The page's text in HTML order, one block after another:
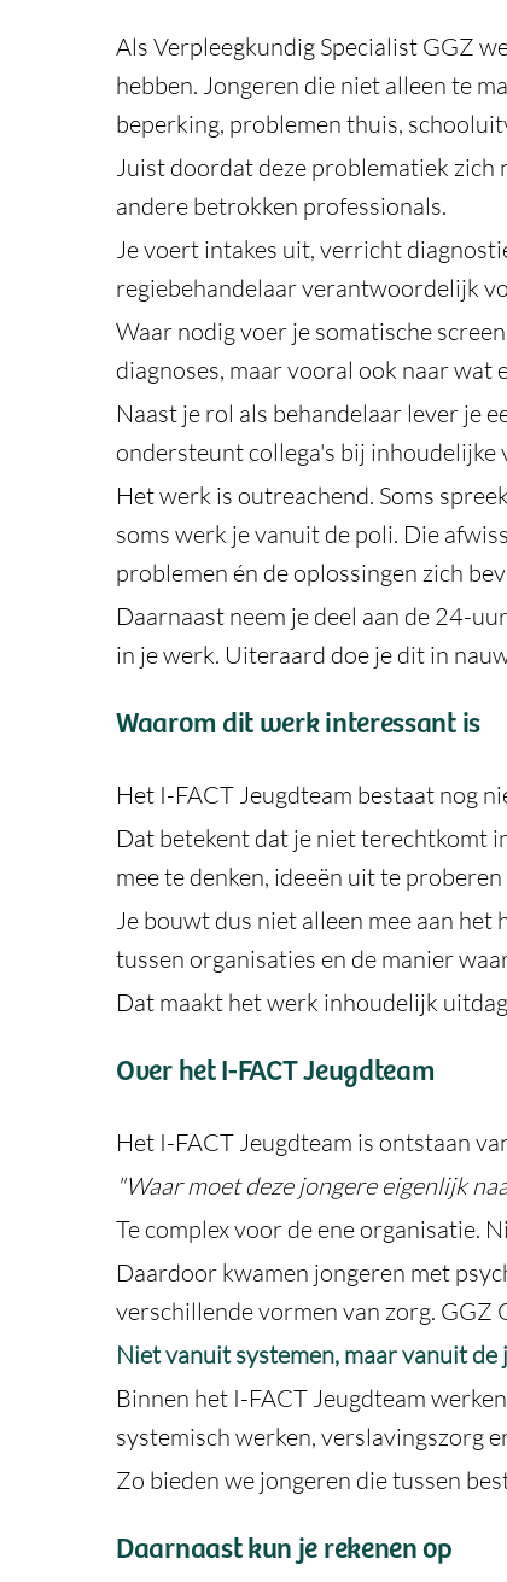
Als Verpleegkundig Specialist GGZ
hebben. Jongeren die niet alleen te
beperking, problemen thuis,
Juist doordat deze problematiek zich
andere betrokken professionals.
Je voert intakes uit, verricht
regiebehandelaar verantwoordelijk
Waar nodig voer je somatische
diagnoses, maar vooral ook naar wat
Naast je rol als behandelaar lever je
ondersteunt collega's bij inhoudelijke
Het werk is outreachend. Soms
soms werk je vanuit de poli. Die
problemen én de oplossingen zich
Daarnaast neem je deel aan de 24-
in je werk. Uiteraard doe je dit in
Waarom dit werk interessant is
Het I-FACT Jeugdteam bestaat nog
Dat betekent dat je niet terechtkomt
mee te denken, ideeën uit te
Je bouwt dus niet alleen mee aan
tussen organisaties en de manier
Dat maakt het werk inhoudelijk
Over het I-FACT Jeugdteam
Het I-FACT Jeugdteam is ontstaan
"Waar moet deze jongere eigenlijk
Te complex voor de ene organisatie.
Daardoor kwamen jongeren met
verschillende vormen van zorg. GGZ
Niet vanuit systemen, maar vanuit de
Binnen het I-FACT Jeugdteam
systemisch werken, verslavingszorg
Zo bieden we jongeren die tussen
Daarnaast kun je rekenen op